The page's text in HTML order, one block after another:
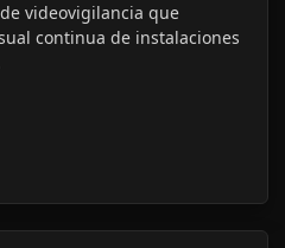
videovigilancia que
continua de instalaciones